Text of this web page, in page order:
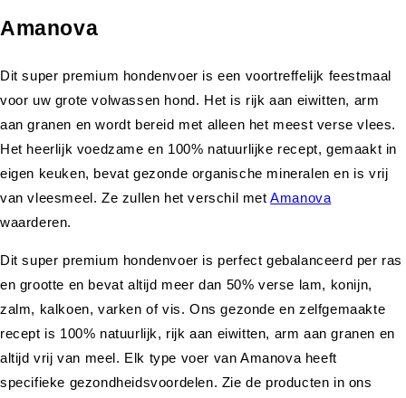
Amanova
Dit super premium hondenvoer is een voortreffelijk feestmaal
voor uw grote volwassen hond. Het is rijk aan eiwitten, arm
aan granen en wordt bereid met alleen het meest verse vlees.
Het heerlijk voedzame en 100% natuurlijke recept, gemaakt in
eigen keuken, bevat gezonde organische mineralen en is vrij
van vleesmeel. Ze zullen het verschil metAmanova
waarderen.
Dit super premium hondenvoer is perfect gebalanceerd per ras
en grootte en bevat altijd meer dan 50% verse lam, konijn,
zalm, kalkoen, varken of vis. Ons gezonde en zelfgemaakte
recept is 100% natuurlijk, rijk aan eiwitten, arm aan granen en
altijd vrij van meel. Elk type voer van Amanova heeft
specifieke gezondheidsvoordelen. Zie de producten in ons